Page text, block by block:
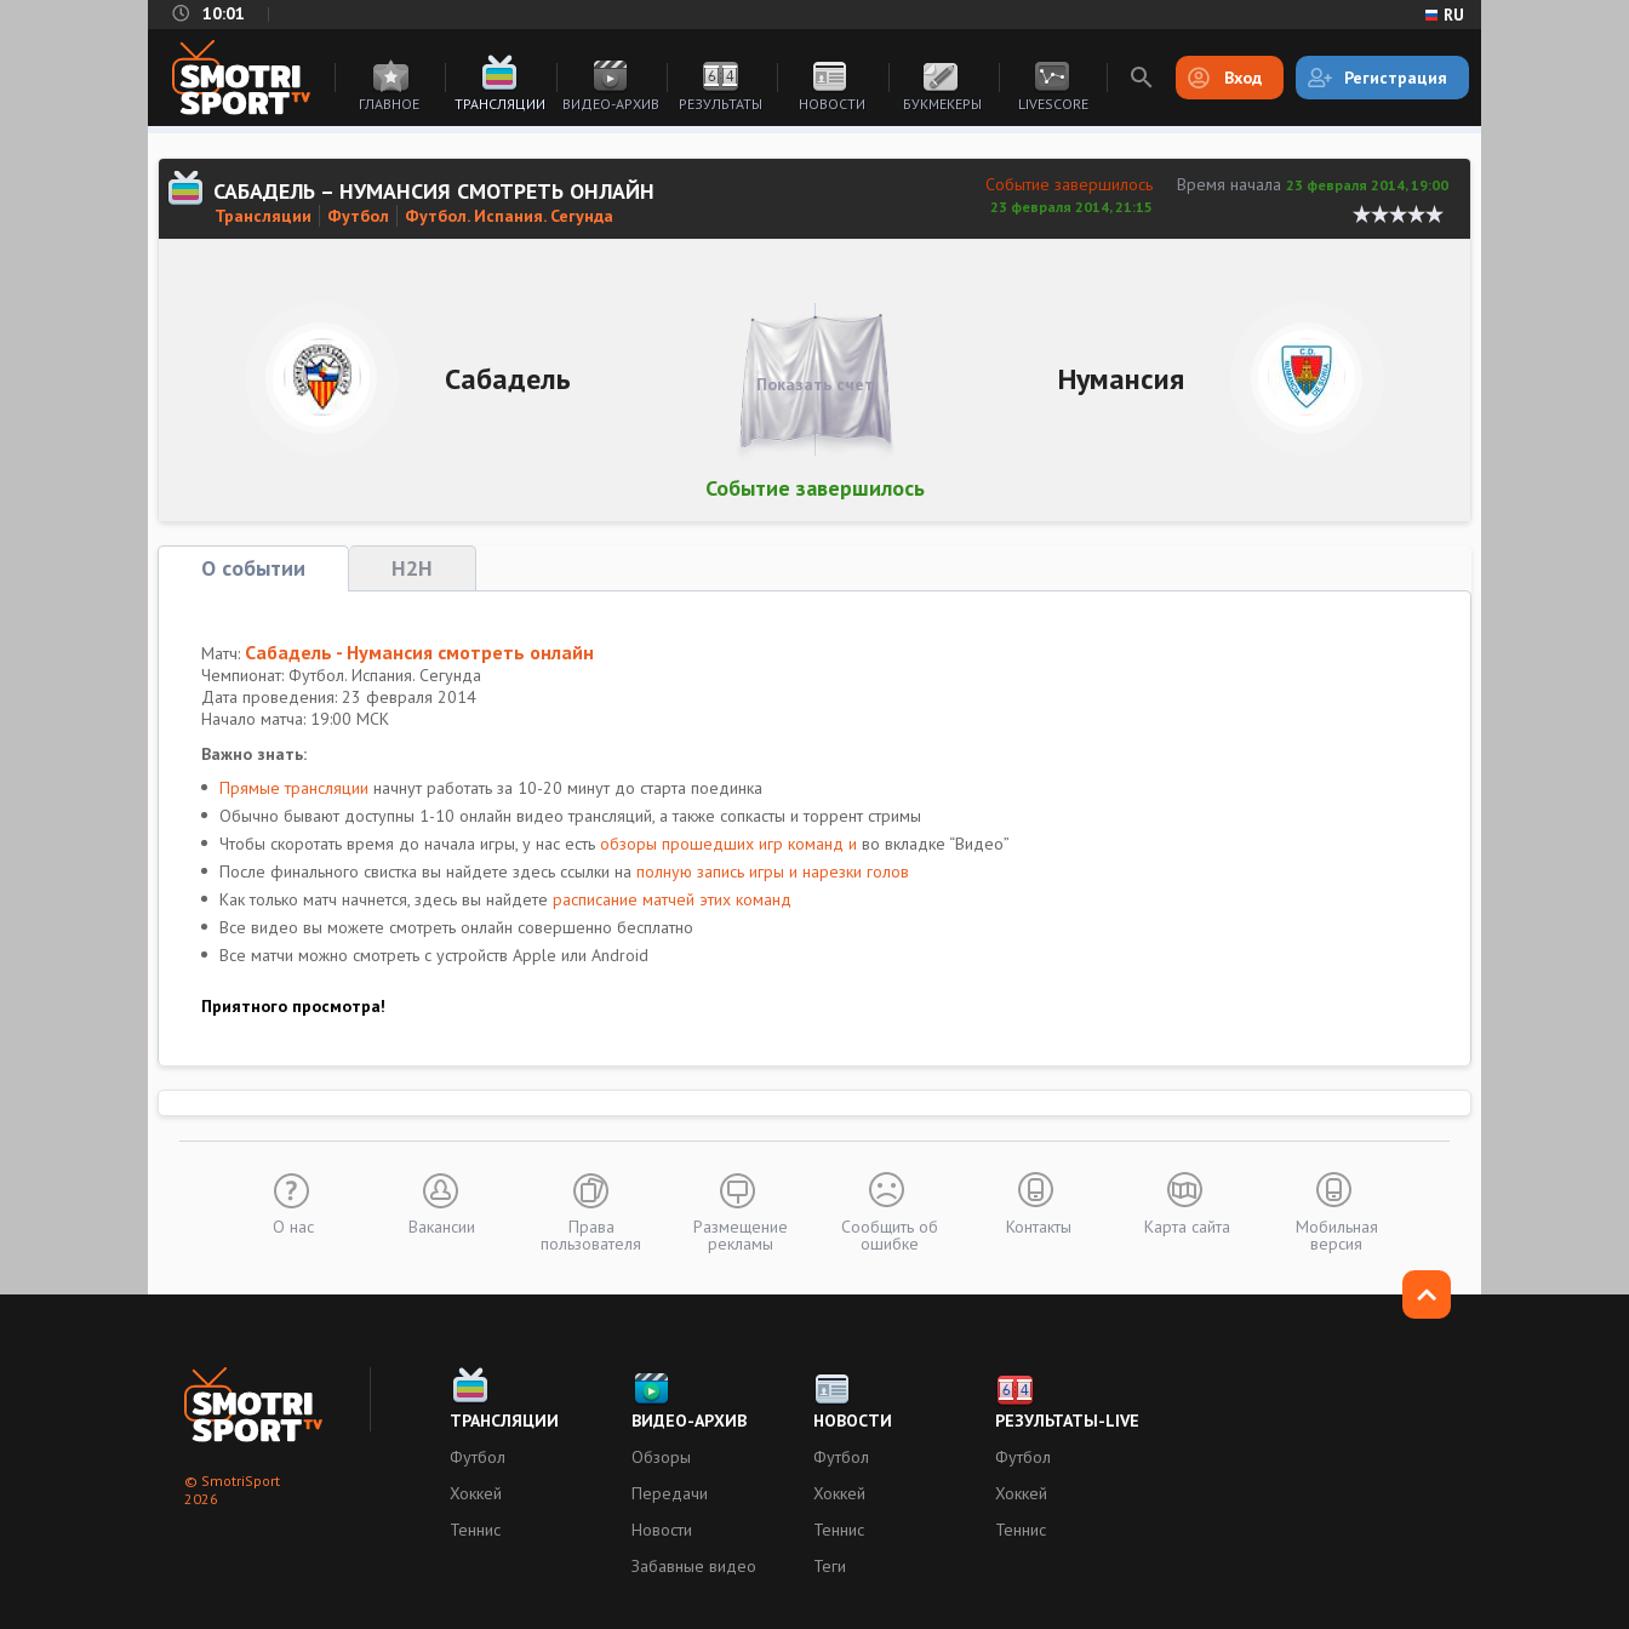
10:01 RU
ГЛАВНОЕ ТРАНСЛЯЦИИ ВИДЕО-АРХИВ РЕЗУЛЬТАТЫ НОВОСТИ БУКМЕКЕРЫ LIVESCORE
Вход Регистрация
САБАДЕЛЬ – НУМАНСИЯ СМОТРЕТЬ ОНЛАЙН
Трансляции Футбол Футбол. Испания. Сегунда
Время начала 23 февраля 2014, 19:00
Событие завершилось
23 февраля 2014, 21:15
Сабадель Нумансия
Событие завершилось
Показать счет
О событии H2H
Матч: Сабадель - Нумансия смотреть онлайн
Чемпионат: Футбол. Испания. Сегунда
Дата проведения: 23 февраля 2014
Начало матча: 19:00 МСК
Важно знать:
Прямые трансляции начнут работать за 10-20 минут до старта поединка
Обычно бывают доступны 1-10 онлайн видео трансляций, a также сопкасты и торрент стримы
Чтобы скоротать время до начала игры, у нас есть обзоры прошедших игр команд и во вкладке “Видео”
После финального свистка вы найдете здесь ссылки на полную запись игры и нарезки голов
Как только матч начнется, здесь вы найдете расписание матчей этих команд
Все видео вы можете смотреть онлайн совершенно бесплатно
Все матчи можно смотреть с устройств Apple или Android
Приятного просмотра!
О нас Вакансии Права
пользователя
Размещение
рекламы
Сообщить об
ошибке
Контакты Карта сайта Мобильная
версия
© SmotriSport
2026
ТРАНСЛЯЦИИ
Футбол
Хоккей
Теннис
ВИДЕО-АРХИВ
Обзоры
Передачи
Новости
Забавные видео
НОВОСТИ
Футбол
Хоккей
Теннис
Теги
РЕЗУЛЬТАТЫ-LIVE
Футбол
Хоккей
Теннис